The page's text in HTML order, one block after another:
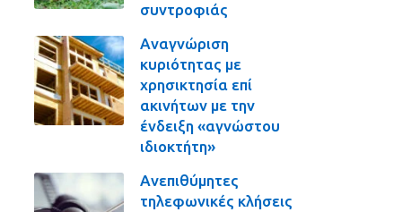
συντροφιάς
Αναγνώριση
κυριότητας με
χρησικτησία επί
ακινήτων με την
ένδειξη «αγνώστου
ιδιοκτήτη»
Ανεπιθύμητες
τηλεφωνικές κλήσεις